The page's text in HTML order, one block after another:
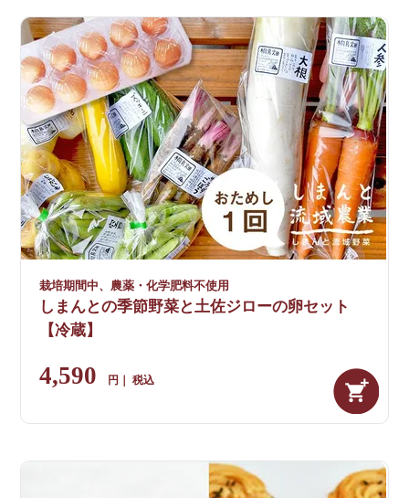
栽培期間中、農薬・化学肥料不使用
しまんとの季節野菜と土佐ジローの卵セット
【冷蔵】
4,590 税込